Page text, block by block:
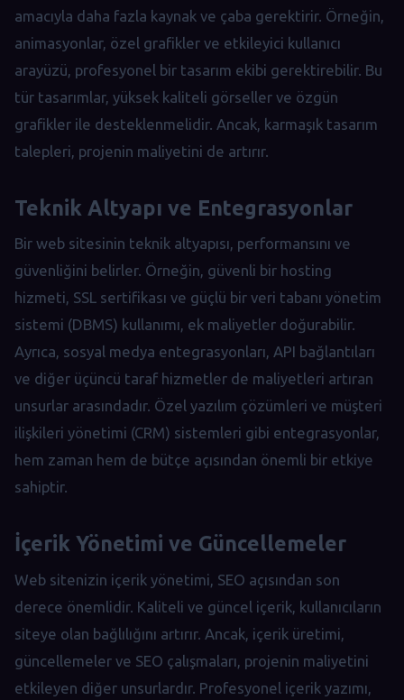
amacıyla daha fazla kaynak ve çaba gerektirir. Örneğin,
animasyonlar, özel grafikler ve etkileyici kullanıcı
arayüzü, profesyonel bir tasarım ekibi gerektirebilir. Bu
tür tasarımlar, yüksek kaliteli görseller ve özgün
grafikler ile desteklenmelidir. Ancak, karmaşık tasarım
talepleri, projenin maliyetini de artırır.
Teknik Altyapı ve Entegrasyonlar
Bir web sitesinin teknik altyapısı, performansını ve
güvenliğini belirler. Örneğin, güvenli bir hosting
hizmeti, SSL sertifikası ve güçlü bir veri tabanı yönetim
sistemi (DBMS) kullanımı, ek maliyetler doğurabilir.
Ayrıca, sosyal medya entegrasyonları, API bağlantıları
ve diğer üçüncü taraf hizmetler de maliyetleri artıran
unsurlar arasındadır. Özel yazılım çözümleri ve müşteri
ilişkileri yönetimi (CRM) sistemleri gibi entegrasyonlar,
hem zaman hem de bütçe açısından önemli bir etkiye
sahiptir.
İçerik Yönetimi ve Güncellemeler
Web sitenizin içerik yönetimi, SEO açısından son
derece önemlidir. Kaliteli ve güncel içerik, kullanıcıların
siteye olan bağlılığını artırır. Ancak, içerik üretimi,
güncellemeler ve SEO çalışmaları, projenin maliyetini
etkileyen diğer unsurlardır. Profesyonel içerik yazımı,